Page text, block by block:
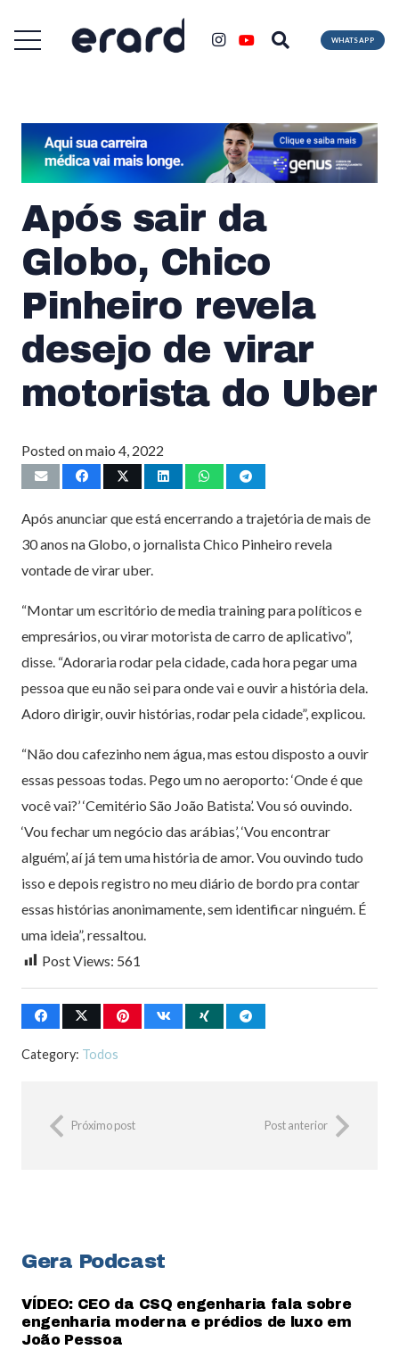
WHATSAPP
Após sair da
Globo, Chico
Pinheiro revela
desejo de virar
motorista do Uber
Posted onmaio 4, 2022
Após anunciar que está encerrando a trajetória de mais de
30 anos na Globo, o jornalista Chico Pinheiro revela
vontade de virar uber.
“Montar um escritório de media training para políticos e
empresários, ou virar motorista de carro de aplicativo”,
disse. “Adoraria rodar pela cidade, cada hora pegar uma
pessoa que eu não sei para onde vai e ouvir a história dela.
Adoro dirigir, ouvir histórias, rodar pela cidade”, explicou.
“Não dou cafezinho nem água, mas estou disposto a ouvir
essas pessoas todas. Pego um no aeroporto: ‘Onde é que
você vai?’ ‘Cemitério São João Batista’. Vou só ouvindo.
‘Vou fechar um negócio das arábias’, ‘Vou encontrar
alguém’, aí já tem uma história de amor. Vou ouvindo tudo
isso e depois registro no meu diário de bordo pra contar
essas histórias anonimamente, sem identificar ninguém. É
uma ideia”, ressaltou.
Post Views: 561
Category: Todos
Próximo post Post anterior
Gera Podcast
VÍDEO: CEO da CSQ engenharia fala sobre
engenharia moderna e prédios de luxo em
João Pessoa